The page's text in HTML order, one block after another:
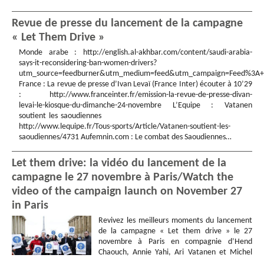
Revue de presse du lancement de la campagne
« Let Them Drive »
Monde arabe : http://english.al-akhbar.com/content/saudi-arabia-
says-it-reconsidering-ban-women-drivers?
France : La revue de presse d’Ivan Levaï (France Inter) écouter à 10’29
: http://www.franceinter.fr/emission-la-revue-de-presse-divan-
levai-le-kiosque-du-dimanche-24-novembre L’Equipe : Vatanen
soutient les saoudiennes
http://www.lequipe.fr/Tous-sports/Article/Vatanen-soutient-les-
saoudiennes/4731 Aufemnin.com : Le combat des Saoudiennes…
Let them drive: la vidéo du lancement de la
campagne le 27 novembre à Paris/Watch the
video of the campaign launch on November 27
in Paris
Revivez les meilleurs moments du lancement
de la campagne « Let them drive » le 27
novembre à Paris en compagnie d’Hend
Chaouch, Annie Yahi, Ari Vatanen et Michel